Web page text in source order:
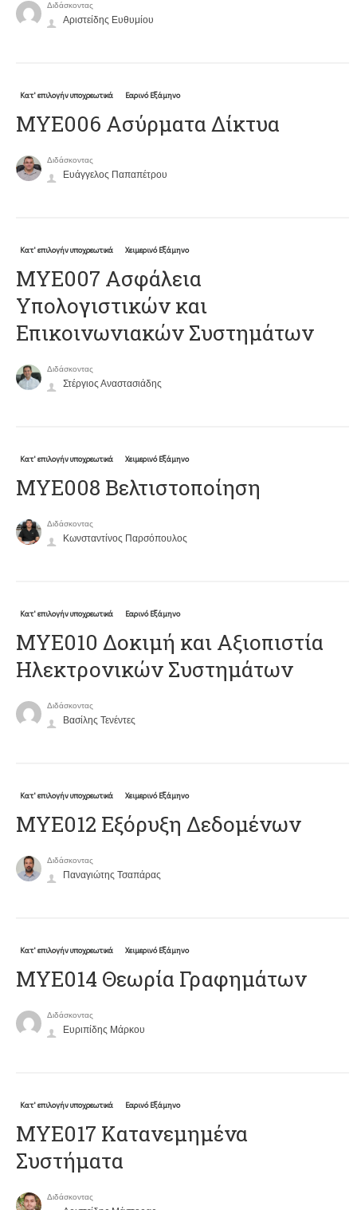
Διδάσκοντας
Αριστείδης Ευθυμίου
Κατ' επιλογήν υποχρεωτικά Εαρινό Εξάμηνο
ΜΥΕ006 Ασύρματα Δίκτυα
Διδάσκοντας
Ευάγγελος Παπαπέτρου
Κατ' επιλογήν υποχρεωτικά Χειμερινό Εξάμηνο
ΜΥΕ007 Ασφάλεια
Υπολογιστικών και
Επικοινωνιακών Συστημάτων
Διδάσκοντας
Στέργιος Αναστασιάδης
Κατ' επιλογήν υποχρεωτικά Χειμερινό Εξάμηνο
ΜΥΕ008 Βελτιστοποίηση
Διδάσκοντας
Κωνσταντίνος Παρσόπουλος
Κατ' επιλογήν υποχρεωτικά Εαρινό Εξάμηνο
ΜΥΕ010 Δοκιμή και Αξιοπιστία
Ηλεκτρονικών Συστημάτων
Διδάσκοντας
Βασίλης Τενέντες
Κατ' επιλογήν υποχρεωτικά Χειμερινό Εξάμηνο
ΜΥΕ012 Εξόρυξη Δεδομένων
Διδάσκοντας
Παναγιώτης Τσαπάρας
Κατ' επιλογήν υποχρεωτικά Χειμερινό Εξάμηνο
ΜΥΕ014 Θεωρία Γραφημάτων
Διδάσκοντας
Ευριπίδης Μάρκου
Κατ' επιλογήν υποχρεωτικά Εαρινό Εξάμηνο
ΜΥΕ017 Κατανεμημένα
Συστήματα
Διδάσκοντας